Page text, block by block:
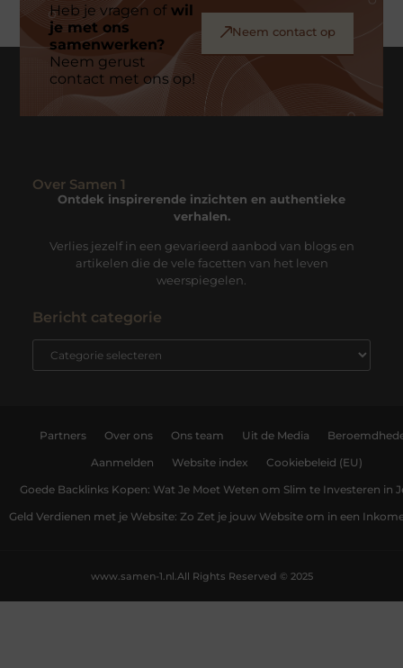
Heb je vragen ofwil
je met ons
samenwerken?
Neem gerust
contact met ons op!
Neem contact op
Over Samen 1
Ontdek inspirerende inzichten en authentieke
verhalen.
Verlies jezelf in een gevarieerd aanbod van blogs en
artikelen die de vele facetten van het leven
weerspiegelen.
Bericht categorie
Partners Over ons Ons team Uit de Media
Aanmelden Website index Cookiebeleid (EU)
Goede Backlinks Kopen: Wat Je Moet Weten om Slim te Investeren in
Geld Verdienen met je Website: Zo Zet je jouw Website om in een
All Rights Reserved © 2025
www.samen-1.nl.